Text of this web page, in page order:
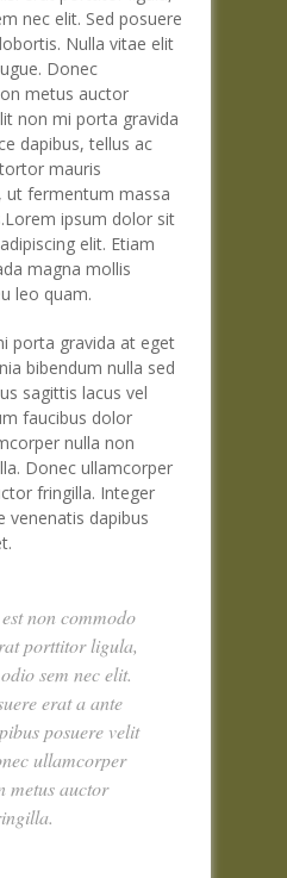
nec elit. Sed posuere
Nulla vitae elit
Donec
metus auctor
non mi porta gravida
dapibus, tellus ac
mauris
ut fermentum massa
ipsum dolor sit
elit. Etiam
magna mollis
leo quam.
porta gravida at eget
bibendum nulla sed
sagittis lacus vel
faucibus dolor
nulla non
Donec ullamcorper
fringilla. Integer
venenatis dapibus
non commodo
porttitor ligula,
sem nec elit.
erat a ante
posuere velit
ullamcorper
metus auctor